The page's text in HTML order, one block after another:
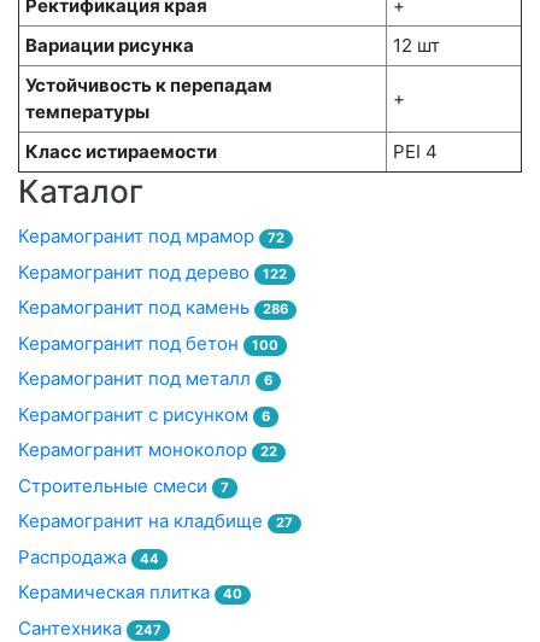
Ректификация края
+
Вариации рисунка
12 шт
Устойчивость к перепадам
температуры
+
Класс истираемости PEI 4
Каталог
Керамогранит под мрамор 72
Керамогранит под дерево 122
Керамогранит под камень 286
Керамогранит под бетон 100
Керамогранит под металл 6
Керамогранит с рисунком 6
Керамогранит моноколор 22
Строительные смеси 7
Керамогранит на кладбище 27
Распродажа 44
Керамическая плитка 40
Сантехника 247